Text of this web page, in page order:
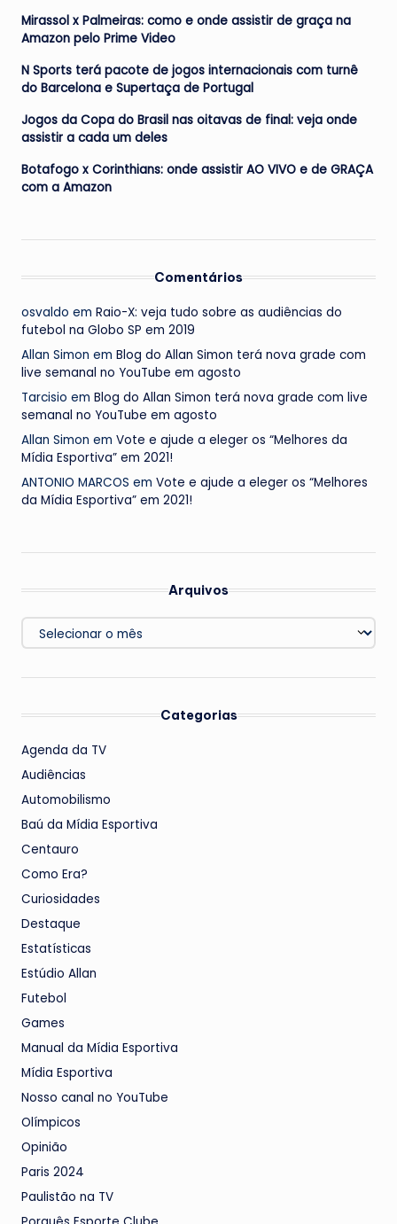
Mirassol x Palmeiras: como e onde assistir de graça na
Amazon pelo Prime Video
N Sports terá pacote de jogos internacionais com turnê
do Barcelona e Supertaça de Portugal
Jogos da Copa do Brasil nas oitavas de final: veja onde
assistir a cada um deles
Botafogo x Corinthians: onde assistir AO VIVO e de GRAÇA
com a Amazon
Comentários
osvaldo em Raio-X: veja tudo sobre as audiências do
futebol na Globo SP em 2019
Allan Simon em Blog do Allan Simon terá nova grade com
live semanal no YouTube em agosto
Tarcisio em Blog do Allan Simon terá nova grade com live
semanal no YouTube em agosto
Allan Simon em Vote e ajude a eleger os “Melhores da
Mídia Esportiva” em 2021!
ANTONIO MARCOS em Vote e ajude a eleger os “Melhores
da Mídia Esportiva” em 2021!
Arquivos
Arquivos
Categorias
Agenda da TV
Audiências
Automobilismo
Baú da Mídia Esportiva
Centauro
Como Era?
Curiosidades
Destaque
Estatísticas
Estúdio Allan
Futebol
Games
Manual da Mídia Esportiva
Mídia Esportiva
Nosso canal no YouTube
Olímpicos
Opinião
Paris 2024
Paulistão na TV